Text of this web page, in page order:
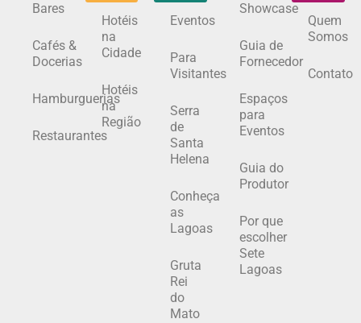
Bares
Cafés &
Docerias
Hamburguerias
Restaurantes
Hotéis
na
Cidade
Hotéis
na
Região
Eventos
Para
Visitantes
Serra
de
Santa
Helena
Conheça
as
Lagoas
Gruta
Rei
do
Mato
Showcase
Guia de
Fornecedor
Espaços
para
Eventos
Guia do
Produtor
Por que
escolher
Sete
Lagoas
Quem
Somos
Contato